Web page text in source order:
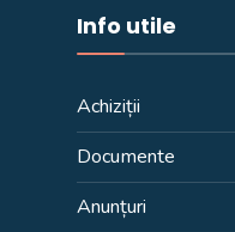
Info utile
Achiziții
Documente
Anunțuri